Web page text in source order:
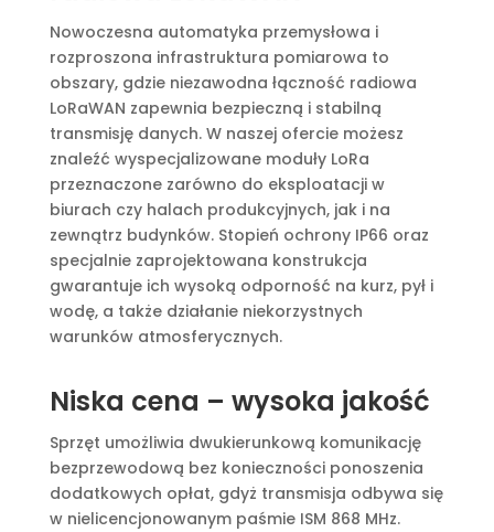
Nowoczesna automatyka przemysłowa i
rozproszona infrastruktura pomiarowa to
obszary, gdzie niezawodna łączność radiowa
LoRaWAN zapewnia bezpieczną i stabilną
transmisję danych. W naszej ofercie możesz
znaleźć wyspecjalizowane moduły LoRa
przeznaczone zarówno do eksploatacji w
biurach czy halach produkcyjnych, jak i na
zewnątrz budynków. Stopień ochrony IP66 oraz
specjalnie zaprojektowana konstrukcja
gwarantuje ich wysoką odporność na kurz, pył i
wodę, a także działanie niekorzystnych
warunków atmosferycznych.
Niska cena – wysoka jakość
Sprzęt umożliwia dwukierunkową komunikację
bezprzewodową bez konieczności ponoszenia
dodatkowych opłat, gdyż transmisja odbywa się
w nielicencjonowanym paśmie ISM 868 MHz.